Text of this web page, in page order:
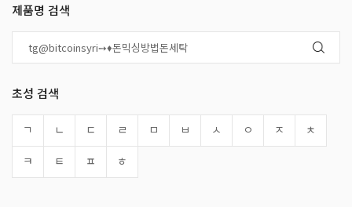
제품명 검색
초성 검색
ㄱ ㄴ ㄷ ㄹ ㅁ ㅂ ㅅ ㅇ ㅈ
ㅊ
ㅋ
ㅌ ㅍ ㅎ